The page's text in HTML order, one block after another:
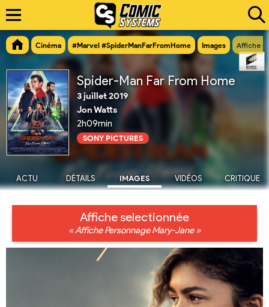
Cinéma #Marvel #SpiderManFarFromHome Images Affiche
Spider-Man Far From Home
3 juillet 2019
Jon Watts
2h09min
SONY PICTURES
ACTU DÉTAILS IMAGES VIDÉOS CRITIQUE
Affiche selectionnée
« Affiche Personnage Mary-Jane »